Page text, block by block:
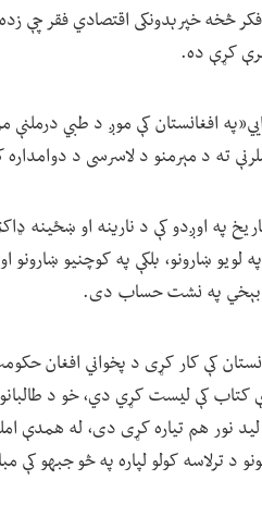
څخه خپرېدونکی اقتصادي فقر چې زده
کړې ده.
افغانستان کې موږ د طبي درملنې
ته د مېرمنو د لاسرسی د
په اوږدو کې د نارینه او ښځینه
ښارونو، بلکې په کوچنیو ښارونو
بېخي په نشت حساب دی.
کې کار کړی د پخواني افغان
کې لیست کړي دي، خو د
لید نور هم تیاره کړی دی، له همدې
ترلاسه کولو لپاره په څو جبهو کې